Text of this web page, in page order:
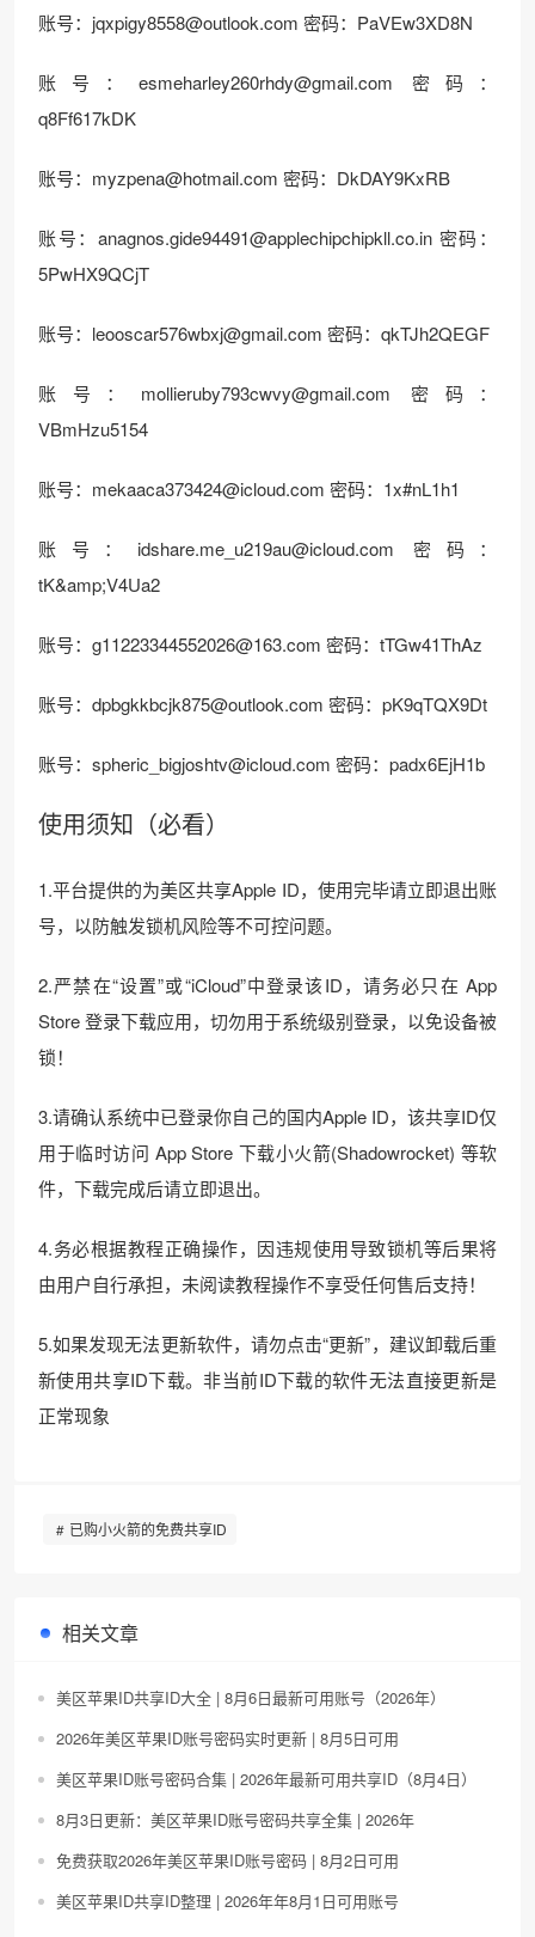
账号：jqxpigy8558@outlook.com 密码：PaVEw3XD8N
账号：esmeharley260rhdy@gmail.com 密码：
q8Ff617kDK
账号：myzpena@hotmail.com 密码：DkDAY9KxRB
账号：anagnos.gide94491@applechipchipkll.co.in 密码：
5PwHX9QCjT
账号：leooscar576wbxj@gmail.com 密码：qkTJh2QEGF
账号：mollieruby793cwvy@gmail.com 密码：
VBmHzu5154
账号：mekaaca373424@icloud.com 密码：1x#nL1h1
账号：idshare.me_u219au@icloud.com 密码：
tK&amp;V4Ua2
账号：g11223344552026@163.com 密码：tTGw41ThAz
账号：dpbgkkbcjk875@outlook.com 密码：pK9qTQX9Dt
账号：spheric_bigjoshtv@icloud.com 密码：padx6EjH1b
使用须知（必看）
1.平台提供的为美区共享Apple ID，使用完毕请立即退出账
号，以防触发锁机风险等不可控问题。
2.严禁在“设置”或“iCloud”中登录该ID，请务必只在 App
Store 登录下载应用，切勿用于系统级别登录，以免设备被
锁！
3.请确认系统中已登录你自己的国内Apple ID，该共享ID仅
用于临时访问 App Store 下载小火箭(Shadowrocket) 等软
件，下载完成后请立即退出。
4.务必根据教程正确操作，因违规使用导致锁机等后果将
由用户自行承担，未阅读教程操作不享受任何售后支持！
5.如果发现无法更新软件，请勿点击“更新”，建议卸载后重
新使用共享ID下载。非当前ID下载的软件无法直接更新是
正常现象
已购小火箭的免费共享ID
相关文章
美区苹果ID共享ID大全 | 8月6日最新可用账号（2026年）
2026年美区苹果ID账号密码实时更新 | 8月5日可用
美区苹果ID账号密码合集 | 2026年最新可用共享ID（8月4日）
8月3日更新：美区苹果ID账号密码共享全集 | 2026年
免费获取2026年美区苹果ID账号密码 | 8月2日可用
美区苹果ID共享ID整理 | 2026年年8月1日可用账号